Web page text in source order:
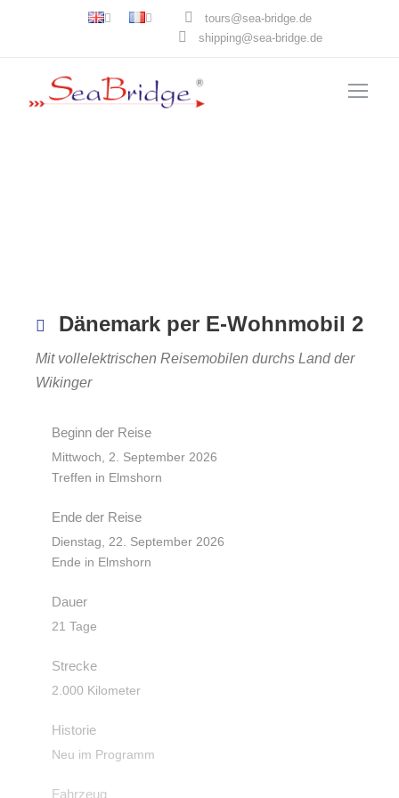
tours@sea-bridge.de
shipping@sea-bridge.de
Dänemark per E-Wohnmobil 2
Mit vollelektrischen Reisemobilen durchs Land der
Wikinger
Beginn der Reise
Mittwoch, 2. September 2026
Treffen in Elmshorn
Ende der Reise
Dienstag, 22. September 2026
Ende in Elmshorn
Dauer
21 Tage
Strecke
2.000 Kilometer
Historie
Neu im Programm
Fahrzeug